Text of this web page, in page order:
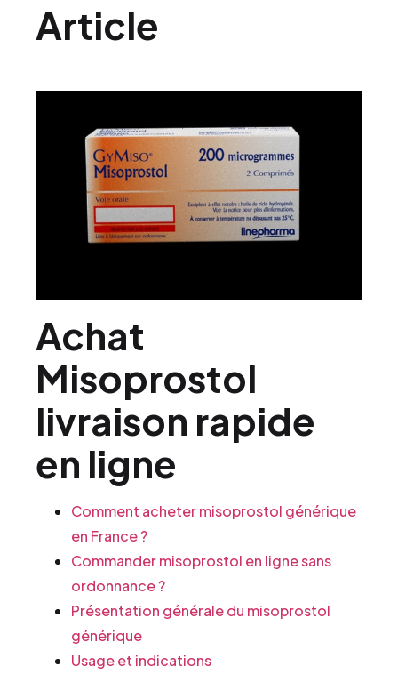
Article
Achat
Misoprostol
livraison rapide
en ligne
Comment acheter misoprostol générique
en France ?
Commander misoprostol en ligne sans
ordonnance ?
Présentation générale du misoprostol
générique
Usage et indications